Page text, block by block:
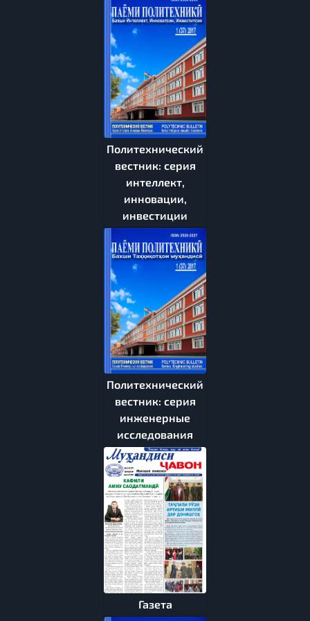
Политехнический
вестник: серия
интеллект,
инновации,
инвестиции
Политехнический
вестник: серия
инженерные
исследования
Газета